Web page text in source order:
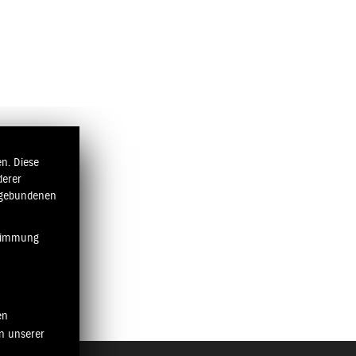
was einem einfällt "Corona". Dieses eine
unsere Mitarbeiter in Kurzarbeit? Wird es
diese Zeit so unbeschadet wie möglich zu
Pforten wieder öffnen durften, trauten wir
die ersten Modelle waren bereits ausverkauft.
mit dem man bis zu 125 cm³ fahren darf.
Diese
unserer